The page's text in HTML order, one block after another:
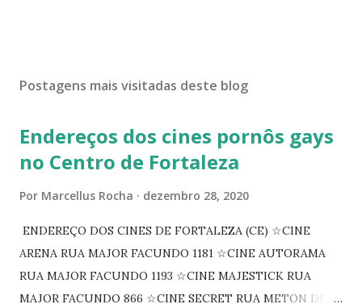
Postagens mais visitadas deste blog
Endereços dos cines pornôs gays
no Centro de Fortaleza
Por Marcellus Rocha dezembro 28, 2020
ENDEREÇO DOS CINES DE FORTALEZA (CE) ☆CINE
ARENA RUA MAJOR FACUNDO 1181 ☆CINE AUTORAMA
RUA MAJOR FACUNDO 1193 ☆CINE MAJESTICK RUA
MAJOR FACUNDO 866 ☆CINE SECRET RUA METON DE